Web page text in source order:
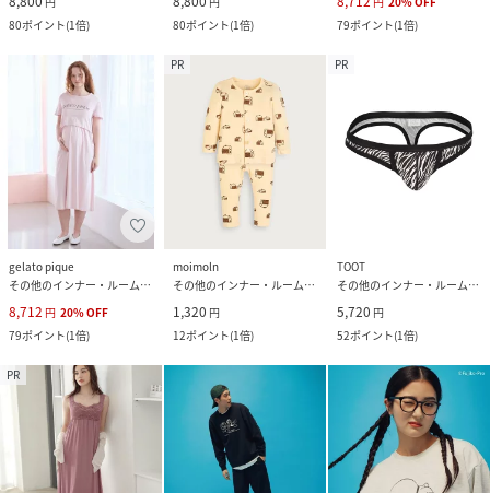
80ポイント(1倍)
80ポイント(1倍)
79ポイント(1倍)
gelato pique
その他のインナー・ルームウェア
8,712 円 20%OFF
79ポイント(1倍)
PR
moimoln
その他のインナー・ルームウェア
1,320 円
12ポイント(1倍)
PR
TOOT
その他のインナー・ルームウェア
5,720 円
52ポイント(1倍)
PR